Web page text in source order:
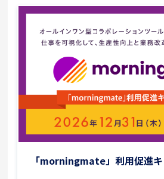
「morningmate」利用促進